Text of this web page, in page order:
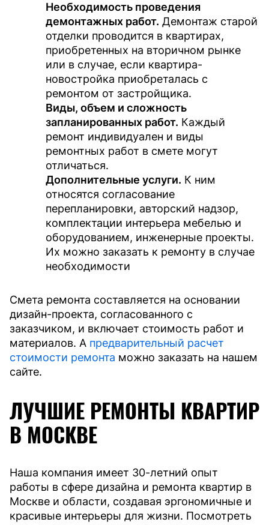
Необходимость проведения
демонтажных работ. Демонтаж старой
отделки проводится в квартирах,
приобретенных на вторичном рынке
или в случае, если квартира-
новостройка приобреталась с
ремонтом от застройщика.
Виды, объем и сложность
запланированных работ. Каждый
ремонт индивидуален и виды
ремонтных работ в смете могут
отличаться.
Дополнительные услуги. К ним
относятся согласование
перепланировки, авторский надзор,
комплектации интерьера мебелью и
оборудованием, инженерные проекты.
Их можно заказать к ремонту в случае
необходимости
Смета ремонта составляется на основании
дизайн-проекта, согласованного с
заказчиком, и включает стоимость работ и
материалов. А предварительный расчет
стоимости ремонта можно заказать на нашем
сайте.
ЛУЧШИЕ РЕМОНТЫ КВАРТИР
В МОСКВЕ
Наша компания имеет 30-летний опыт
работы в сфере дизайна и ремонта квартир в
Москве и области, создавая эргономичные и
красивые интерьеры для жизни. Посмотреть